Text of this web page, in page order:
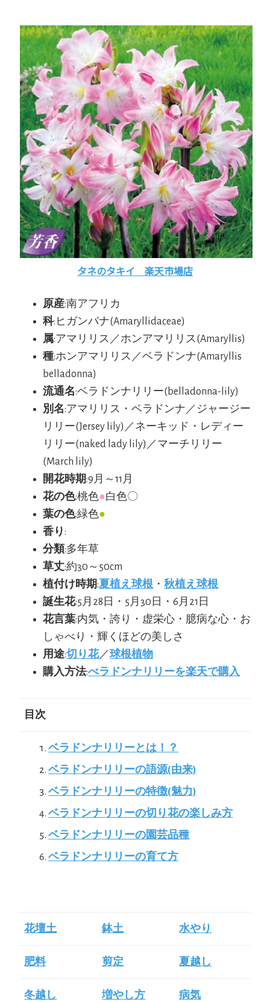
タネのタキイ 楽天市場店
原産:南アフリカ
科:ヒガンバナ(Amaryllidaceae)
属:アマリリス／ホンアマリリス(Amaryllis)
種:ホンアマリリス／ベラドンナ(Amaryllis
belladonna)
流通名:ベラドンナリリー(belladonna-lily)
別名:アマリリス・ベラドンナ／ジャージー
リリー(Jersey lily)／ネーキッド・レディー
リリー(naked lady lily)／マーチリリー
(March lily)
開花時期:9月～11月
花の色:桃色●白色〇
葉の色:緑色●
香り:
分類:多年草
草丈:約30～50cm
植付け時期:夏植え球根 ・秋植え球根
誕生花:5月28日・5月30日・6月21日
花言葉:内気・誇り・虚栄心・臆病な心・お
しゃべり・輝くほどの美しさ
用途:切り花／球根植物
購入方法:べラドンナリリーを楽天で購入
目次
ベラドンナリリーとは！？
ベラドンナリリーの語源(由来)
ベラドンナリリーの特徴(魅力)
ベラドンナリリーの切り花の楽しみ方
ベラドンナリリーの園芸品種
ベラドンナリリーの育て方
花壇土 鉢土 水やり
肥料 剪定 夏越し
冬越し 増やし方 病気